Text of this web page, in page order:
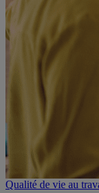
Qualité de vie au